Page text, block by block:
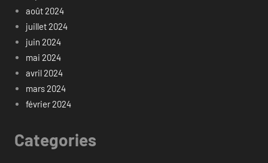
août 2024
juillet 2024
juin 2024
mai 2024
avril 2024
mars 2024
février 2024
Categories